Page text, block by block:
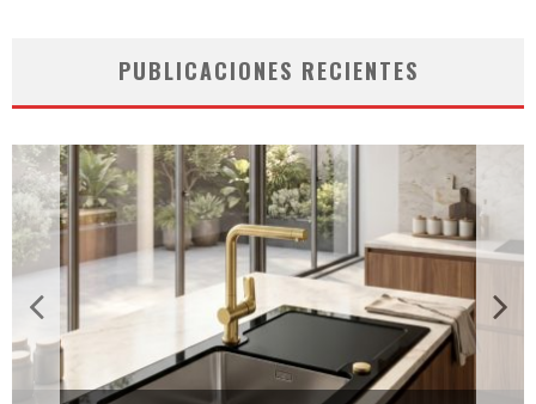
PUBLICACIONES RECIENTES